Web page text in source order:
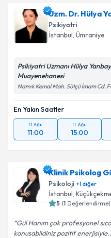
Uzm. Dr. Hülya
Psikiyatri
İstanbul, Ümraniye
Psikiyatri Uzmanı Hülya
Muayenehanesi
Namık Kemal Mah. Sütçü İmam Cd.
En Yakın Saatler
11 Ağu
11:00
11 Ağu
15:00
Klinik Psikolog
Psikoloji +1diğer
İstanbul,
5 (1 Değerlendirme)
Gül Hanım çok profesyonel
konusabildiniz pozitif